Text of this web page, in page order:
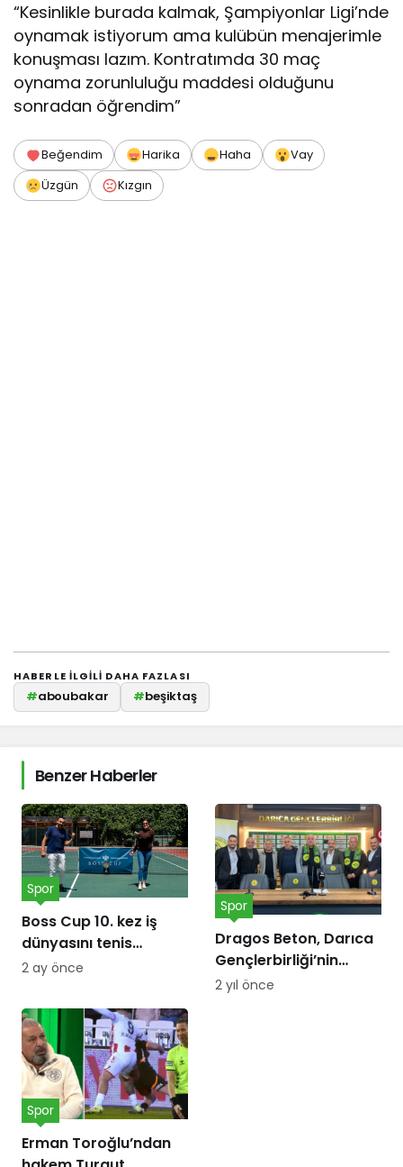
“Kesinlikle burada kalmak, Şampiyonlar Ligi’nde
oynamak istiyorum ama kulübün menajerimle
konuşması lazım. Kontratımda 30 maç
oynama zorunluluğu maddesi olduğunu
sonradan öğrendim”
Beğendim Harika Haha
Vay
Üzgün
Kızgın
HABERLE ILGILI DAHA FAZLASI
#aboubakar #beşiktaş
Benzer Haberler
Boss Cup 10. kez iş
dünyasını tenis
kortunda
Spor
2 ay önce
Dragos Beton, Darıca
Gençlerbirliği’nin
forma göğüs
Spor
2 yıl önce
Erman Toroğlu’ndan
Spor